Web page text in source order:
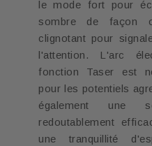
le mode fort pour
sombre de façon
clignotant pour
l'attention. L'arc
fonction Taser est
pour les potentiels
également une
redoutablement
une tranquillité